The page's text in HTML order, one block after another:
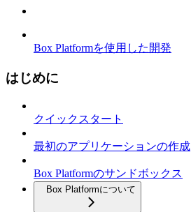
Box Platformを使用した開発
はじめに
クイックスタート
最初のアプリケーションの作成
Box Platformのサンドボックス
Box Platformについて